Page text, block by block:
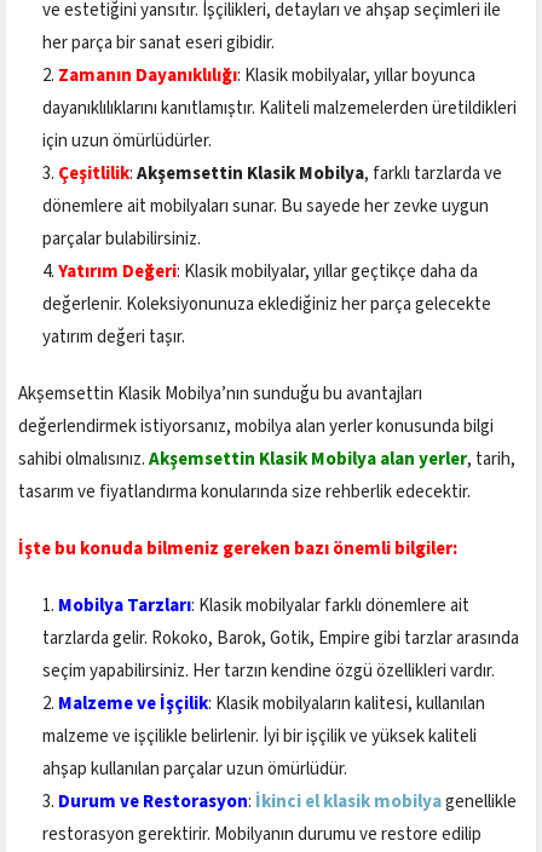
ve estetiğini yansıtır. İşçilikleri, detayları ve ahşap seçimleri ile
her parça bir sanat eseri gibidir.
Zamanın Dayanıklılığı: Klasik mobilyalar, yıllar boyunca
dayanıklılıklarını kanıtlamıştır. Kaliteli malzemelerden üretildikleri
için uzun ömürlüdürler.
Çeşitlilik:Akşemsettin Klasik Mobilya, farklı tarzlarda ve
dönemlere ait mobilyaları sunar. Bu sayede her zevke uygun
parçalar bulabilirsiniz.
Yatırım Değeri: Klasik mobilyalar, yıllar geçtikçe daha da
değerlenir. Koleksiyonunuza eklediğiniz her parça gelecekte
yatırım değeri taşır.
Akşemsettin Klasik Mobilya’nın sunduğu bu avantajları
değerlendirmek istiyorsanız, mobilya alan yerler konusunda bilgi
sahibi olmalısınız.Akşemsettin Klasik Mobilya alan yerler, tarih,
tasarım ve fiyatlandırma konularında size rehberlik edecektir.
İşte bu konuda bilmeniz gereken bazı önemli bilgiler:
Mobilya Tarzları: Klasik mobilyalar farklı dönemlere ait
tarzlarda gelir. Rokoko, Barok, Gotik, Empire gibi tarzlar arasında
seçim yapabilirsiniz. Her tarzın kendine özgü özellikleri vardır.
Malzeme ve İşçilik: Klasik mobilyaların kalitesi, kullanılan
malzeme ve işçilikle belirlenir. İyi bir işçilik ve yüksek kaliteli
ahşap kullanılan parçalar uzun ömürlüdür.
Durum ve Restorasyon: İkinci el klasik mobilyagenellikle
restorasyon gerektirir. Mobilyanın durumu ve restore edilip